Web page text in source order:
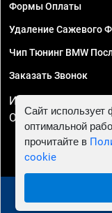
Формы Оплаты
Удаление Сажевого
Чип Тюнинг BMW
Заказать Звонок
ИП Смирнов
ОГРНИП
© 2010 - 2026
Сайт
оптимальной
прочитайте в
cookie